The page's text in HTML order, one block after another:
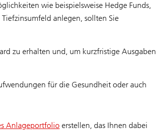
wie beispielsweise Hedge Funds,
anlegen, sollten Sie
zu erhalten und, um kurzfristige Ausgaben
für die Gesundheit oder auch
Anlageportfolio erstellen, das Ihnen dabei